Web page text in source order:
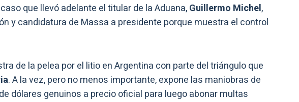
que llevó adelante el titular de la Aduana,Guillermo Michel,
y candidatura de Massa a presidente porque muestra el control
de la pelea por el litio en Argentina con parte del triángulo que
. A la vez, pero no menos importante, expone las maniobras de
dólares genuinos a precio oficial para luego abonar multas